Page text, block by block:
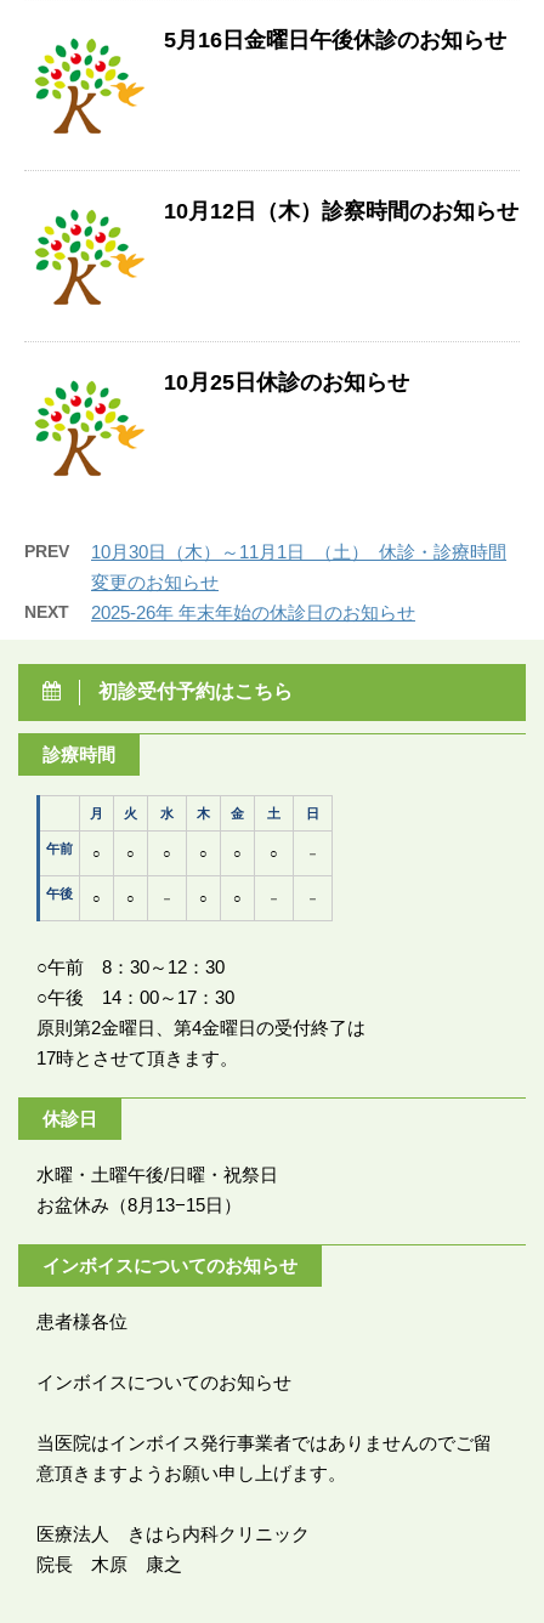
5月16日金曜日午後休診のお知らせ
10月12日（木）診察時間のお知らせ
10月25日休診のお知らせ
PREV
10月30日（木）～11月1日 （土） 休診・診療時間
変更のお知らせ
NEXT 2025-26年 年末年始の休診日のお知らせ
初診受付予約はこちら
診療時間
月 火 水 木 金 土 日
午前 ○ ○ ○ ○ ○ ○ －
午後 ○ ○ － ○ ○ － －
○午前 8：30～12：30
○午後 14：00～17：30
原則第2金曜日、第4金曜日の受付終了は
17時とさせて頂きます。
休診日
水曜・土曜午後/日曜・祝祭日
お盆休み（8月13−15日）
インボイスについてのお知らせ
患者様各位
インボイスについてのお知らせ
当医院はインボイス発行事業者ではありませんのでご留
意頂きますようお願い申し上げます。
医療法人 きはら内科クリニック
院長 木原 康之